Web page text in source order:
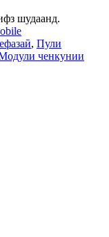
шудаанд.
, Пули
ченкунии